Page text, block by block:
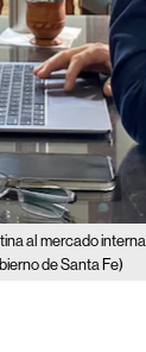
al mercado
de Santa Fe)